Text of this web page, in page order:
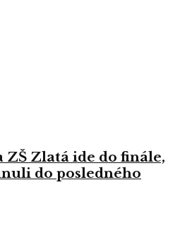
ZŠ Zlatá ide do finále,
do posledného